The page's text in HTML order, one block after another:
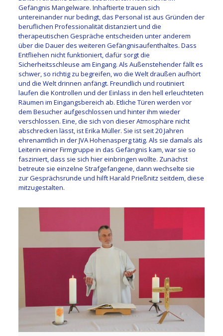
Gefängnis Mangelware. Inhaftierte trauen sich
untereinander nur bedingt, das Personal ist aus Gründen der
beruflichen Professionalität distanziert und die
therapeutischen Gespräche entscheiden unter anderem
über die Dauer des weiteren Gefängnisaufenthaltes. Dass
Entfliehen nicht funktioniert, dafür sorgt die
Sicherheitsschleuse am Eingang. Als Außenstehender fällt es
schwer, so richtig zu begreifen, wo die Welt draußen aufhört
und die Welt drinnen anfängt. Freundlich und routiniert
laufen die Kontrollen und der Einlass in den hell erleuchteten
Räumen im Eingangsbereich ab. Etliche Türen werden vor
dem Besucher aufgeschlossen und hinter ihm wieder
verschlossen. Eine, die sich von dieser Atmosphäre nicht
abschrecken lässt, ist Erika Müller. Sie ist seit 20 Jahren
ehrenamtlich in der JVA Hohenasperg tätig. Als sie damals als
Leiterin einer Firmgruppe in das Gefängnis kam, war sie so
fasziniert, dass sie sich hier einbringen wollte. Zunächst
betreute sie einzelne Strafgefangene, dann wechselte sie
zur Gesprächsrunde und hilft Harald Prießnitz seitdem, diese
mitzugestalten.